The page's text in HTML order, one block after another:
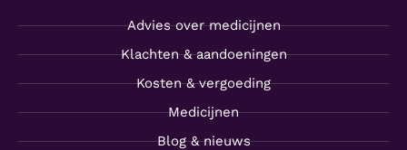
Advies over medicijnen
Klachten & aandoeningen
Kosten & vergoeding
Medicijnen
Blog & nieuws